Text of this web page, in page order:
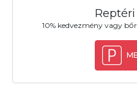
10% kedvezmény vagy